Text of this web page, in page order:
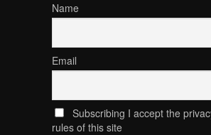
Name
Email
Subscribing I accept the
rules of this site